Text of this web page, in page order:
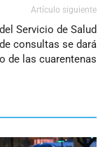
Artículo siguiente
Servicio de Salud
consultas se dará
de las cuarentenas